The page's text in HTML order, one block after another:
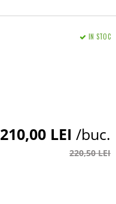
IN STOC
210,00 LEI /buc.
220,50 LEI